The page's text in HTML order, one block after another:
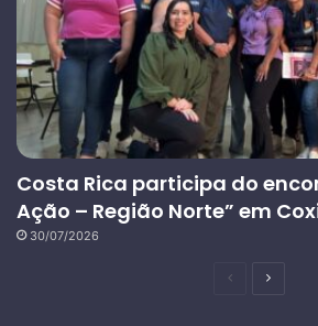
Costa Rica participa do
Ação – Região Norte” em
30/07/2026
PáginaPróxima